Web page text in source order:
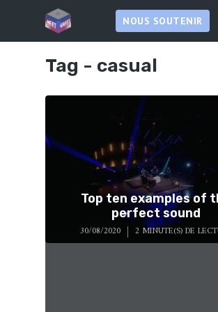
NOUS SOUTENIR
Tag - casual
Top ten examples of
perfect sound
30/08/2020 2 MINUTE(S) DE